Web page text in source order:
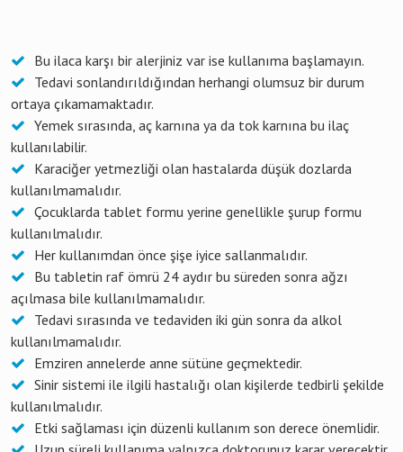
Bu ilaca karşı bir alerjiniz var ise kullanıma başlamayın.
Tedavi sonlandırıldığından herhangi olumsuz bir durum
ortaya çıkamamaktadır.
Yemek sırasında, aç karnına ya da tok karnına bu ilaç
kullanılabilir.
Karaciğer yetmezliği olan hastalarda düşük dozlarda
kullanılmamalıdır.
Çocuklarda tablet formu yerine genellikle şurup formu
kullanılmalıdır.
Her kullanımdan önce şişe iyice sallanmalıdır.
Bu tabletin raf ömrü 24 aydır bu süreden sonra ağzı
açılmasa bile kullanılmamalıdır.
Tedavi sırasında ve tedaviden iki gün sonra da alkol
kullanılmamalıdır.
Emziren annelerde anne sütüne geçmektedir.
Sinir sistemi ile ilgili hastalığı olan kişilerde tedbirli şekilde
kullanılmalıdır.
Etki sağlaması için düzenli kullanım son derece önemlidir.